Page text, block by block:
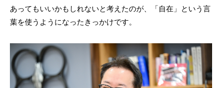
あってもいいかもしれないと考えたのが、「自在」という言
葉を使うようになったきっかけです。